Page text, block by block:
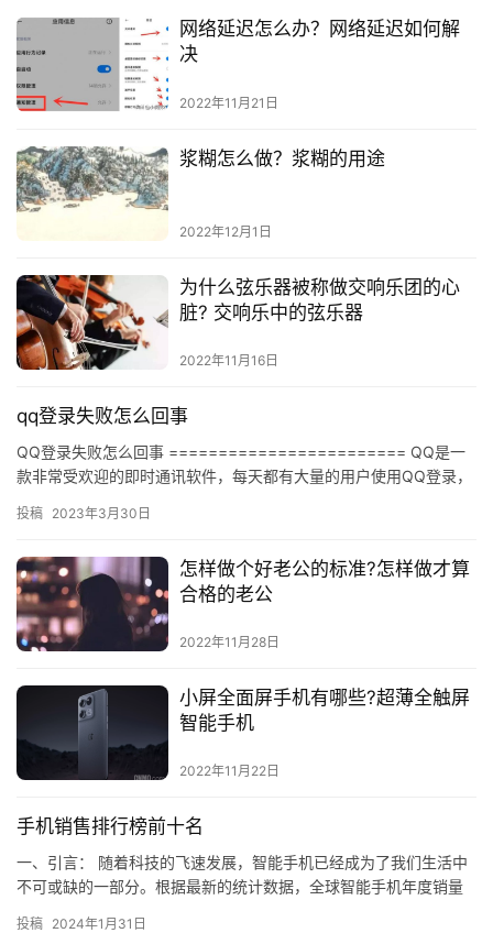
网络延迟怎么办？网络延迟如何解
决
2022年11月21日
浆糊怎么做？浆糊的用途
2022年12月1日
为什么弦乐器被称做交响乐团的心
脏? 交响乐中的弦乐器
2022年11月16日
qq登录失败怎么回事
QQ登录失败怎么回事 ======================== QQ是一
款非常受欢迎的即时通讯软件，每天都有大量的用户使用QQ登录，
投稿 2023年3月30日
怎样做个好老公的标准?怎样做才算
合格的老公
2022年11月28日
小屏全面屏手机有哪些?超薄全触屏
智能手机
2022年11月22日
手机销售排行榜前十名
一、引言： 随着科技的飞速发展，智能手机已经成为了我们生活中
不可或缺的一部分。根据最新的统计数据，全球智能手机年度销量
投稿 2024年1月31日